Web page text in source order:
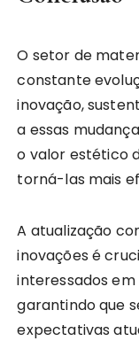
O setor de
constante
inovação,
a essas
o valor estético
torná-las mais
A atualização
inovações é
interessados
garantindo que
expectativas